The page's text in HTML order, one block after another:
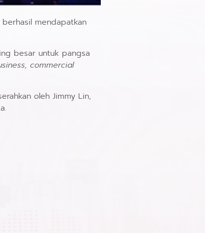
mendapatkan
besar untuk pangsa
commercial
oleh Jimmy Lin,